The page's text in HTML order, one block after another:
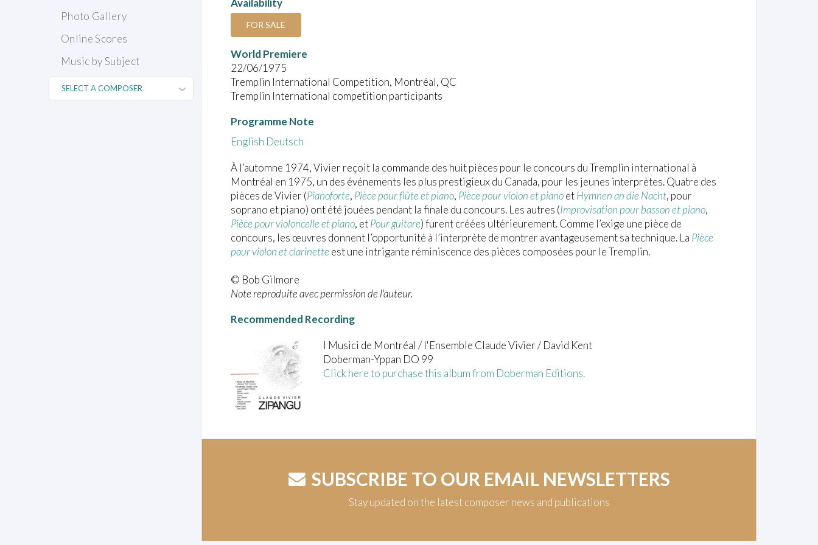
Photo Gallery
Online Scores
Music by Subject
FOR SALE
World Premiere
22/06/1975
Tremplin International Competition, Montréal, QC
Tremplin International competition participants
Programme Note
English Deutsch
À l’automne 1974, Vivier reçoit la commande des huit pièces pour le concours du Tremplin international à
Montréal en 1975, un des événements les plus prestigieux du Canada, pour les jeunes interprètes. Quatre des
pièces de Vivier (Pianoforte, Pièce pour flûte et piano, Pièce pour violon et pianoetHymnen an die Nacht, pour
soprano et piano) ont été jouées pendant la finale du concours. Les autres (Improvisation pour basson et piano,
Pièce pour violoncelle et piano, etPour guitare) furent créées ultérieurement. Comme l’exige une pièce de
concours, les œuvres donnent l’opportunité à l’interprète de montrer avantageusement sa technique. La Pièce
pour violon et clarinette est une intrigante réminiscence des pièces composées pour le Tremplin.
© Bob Gilmore
Note reproduite avec permission de l'auteur.
Recommended Recording
I Musici de Montréal / l'Ensemble Claude Vivier / David Kent
Doberman-Yppan DO 99
Click here to purchase this album from Doberman Editions.
SUBSCRIBE TO OUR EMAIL NEWSLETTERS
Stay updated on the latest composer news and publications